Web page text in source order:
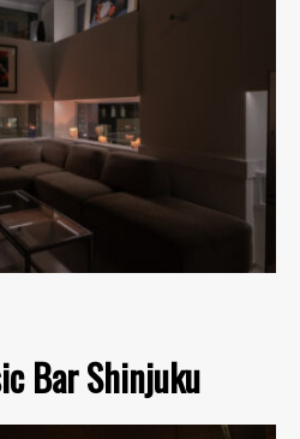
Bar Shinjuku